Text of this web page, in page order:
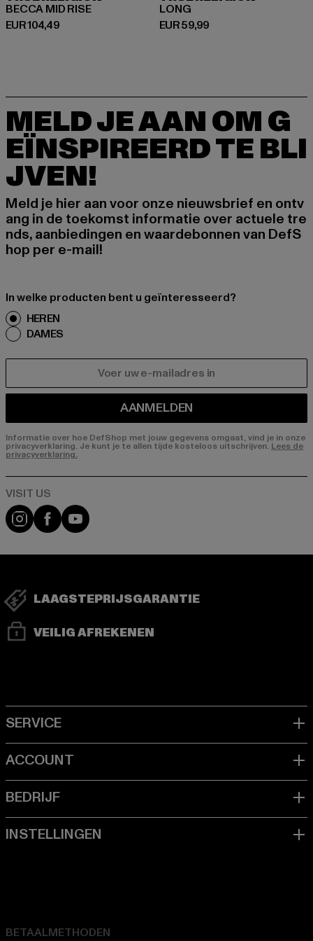
BECCA MID RISE
EUR 104,49
Huidige prijs: EUR 104,49
LONG
EUR 59,99
Huidige prijs: EUR 59,99
MELD JE AAN OM G
EÏNSPIREERD TE BLI
JVEN!
Meld je hier aan voor onze nieuwsbrief en ontv
ang in de toekomst informatie over actuele tre
nds, aanbiedingen en waardebonnen van DefS
hop per e-mail!
In welke producten bent u geïnteresseerd?
HEREN
DAMES
AANMELDEN
Informatie over hoe DefShop met jouw gegevens omgaat, vind je in onze
privacyverklaring. Je kunt je te allen tijde kosteloos uitschrijven. Lees de
privacyverklaring.
Visit our Instagram page:
Visit our Facebook page:
Visit our YouTube channel:
LAAGSTEPRIJSGARANTIE
VEILIG AFREKENEN
BETAALMETHODEN